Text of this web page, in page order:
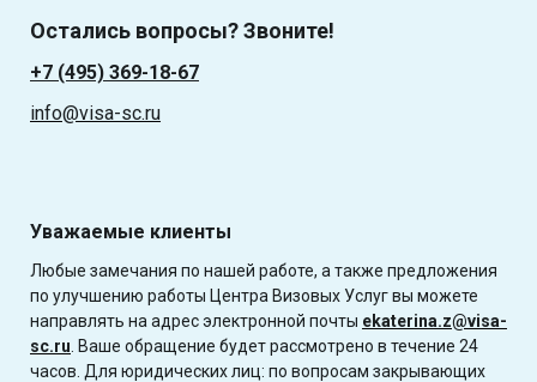
Остались вопросы? Звоните!
+7 (495) 369-18-67
info@visa-sc.ru
Уважаемые клиенты
Любые замечания по нашей работе, а также предложения
по улучшению работы Центра Визовых Услуг вы можете
направлять на адрес электронной почты ekaterina.z@visa-
sc.ru . Ваше обращение будет рассмотрено в течение 24
часов. Для юридических лиц: по вопросам закрывающих